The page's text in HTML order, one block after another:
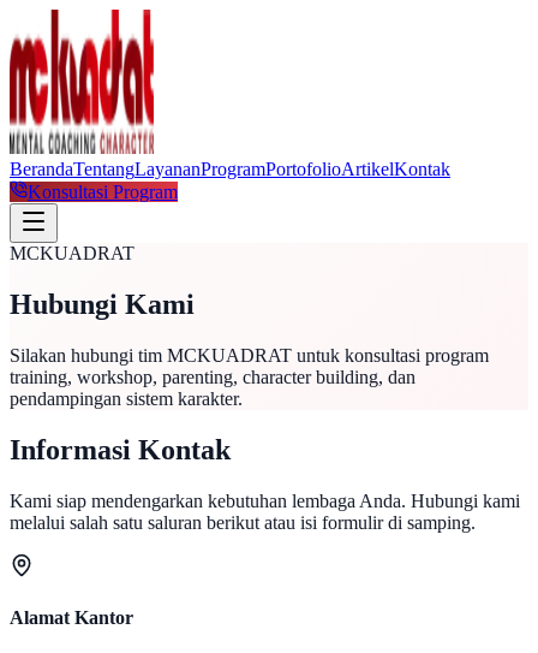
BerandaTentangLayananProgramPortofolioArtikelKontak
Konsultasi Program
MCKUADRAT
Hubungi Kami
Silakan hubungi tim MCKUADRAT untuk konsultasi program
training, workshop, parenting, character building, dan
pendampingan sistem karakter.
Informasi Kontak
Kami siap mendengarkan kebutuhan lembaga Anda. Hubungi kami
melalui salah satu saluran berikut atau isi formulir di samping.
Alamat Kantor